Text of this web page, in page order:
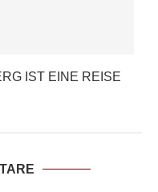
IST EINE REISE